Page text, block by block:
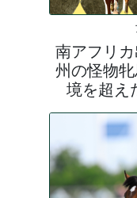
南アフリ
州の怪物
境を超え